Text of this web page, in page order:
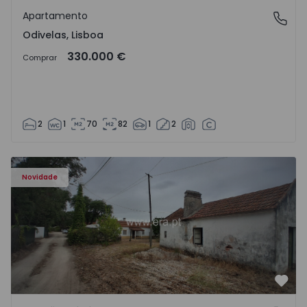
Odivelas, Lisboa
Apartamento
Odivelas, Lisboa
Comprar 330.000 €
2 1 70 82 1 2
Novidade
Apartamento T3 Salvaterra de Magos, Marinhais -